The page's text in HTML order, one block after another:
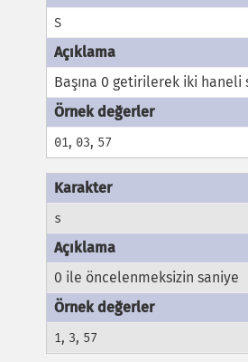
S
Başına 0 getirilerek iki haneli
01, 03, 57
s
0 ile öncelenmeksizin saniye
1, 3, 57